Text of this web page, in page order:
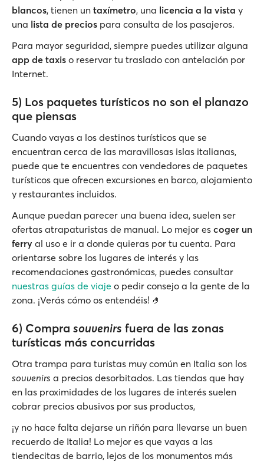
blancos, tienen un taxímetro, una licencia a la vista y
una lista de precios para consulta de los pasajeros.
Para mayor seguridad, siempre puedes utilizar alguna
app de taxis o reservar tu traslado con antelación por
Internet.
5) Los paquetes turísticos no son el planazo
que piensas
Cuando vayas a los destinos turísticos que se
encuentran cerca de las maravillosas islas italianas,
puede que te encuentres con vendedores de paquetes
turísticos que ofrecen excursiones en barco, alojamiento
y restaurantes incluidos.
Aunque puedan parecer una buena idea, suelen ser
ofertas atrapaturistas de manual. Lo mejor es coger un
ferry al uso e ir a donde quieras por tu cuenta. Para
orientarse sobre los lugares de interés y las
recomendaciones gastronómicas, puedes consultar
nuestras guías de viaje o pedir consejo a la gente de la
zona. ¡Verás cómo os entendéis! 🤌
6) Compra souvenirs fuera de las zonas
turísticas más concurridas
Otra trampa para turistas muy común en Italia son los
souvenirs a precios desorbitados. Las tiendas que hay
en las proximidades de los lugares de interés suelen
cobrar precios abusivos por sus productos,
¡y no hace falta dejarse un riñón para llevarse un buen
recuerdo de Italia! Lo mejor es que vayas a las
tiendecitas de barrio, lejos de los monumentos más